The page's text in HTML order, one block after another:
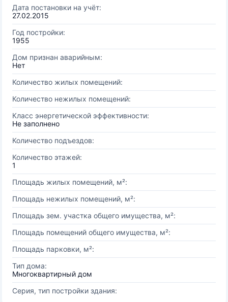
Дата постановки на учёт:
27.02.2015
Год постройки:
1955
Дом признан аварийным:
Нет
Количество жилых помещений:
Количество нежилых помещений:
Класс энергетической эффективности:
Не заполнено
Количество подъездов:
Количество этажей:
1
Площадь жилых помещений, м²:
Площадь нежилых помещений, м²:
Площадь зем. участка общего имущества, м²:
Площадь помещений общего имущества, м²:
Площадь парковки, м²:
Тип дома:
Многоквартирный дом
Серия, тип постройки здания: